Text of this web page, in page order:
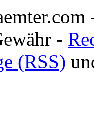
-
(RSS)